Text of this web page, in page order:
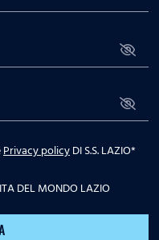
Privacy policyDI S.S. LAZIO*
DEL MONDO LAZIO